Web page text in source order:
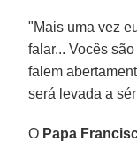
"Mais uma vez
falar... Vocês
falem
será levada a
O Papa